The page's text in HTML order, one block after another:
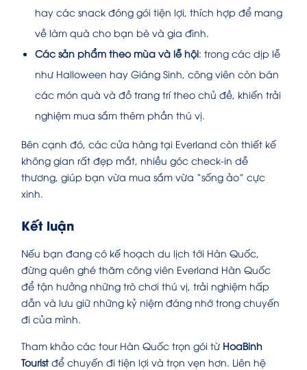
hay các snack đóng gói tiện lợi, thích hợp để mang
về làm quà cho bạn bè và gia đình.
Các sản phẩm theo mùa và lễ hội: trong các dịp lễ
như Halloween hay Giáng Sinh, công viên còn bán
các món quà và đồ trang trí theo chủ đề, khiến trải
nghiệm mua sắm thêm phần thú vị.
Bên cạnh đó, các cửa hàng tại Everland còn thiết kế
không gian rất đẹp mắt, nhiều góc check-in dễ
thương, giúp bạn vừa mua sắm vừa “sống ảo” cực
xinh.
Kết luận
Nếu bạn đang có kế hoạch du lịch tới Hàn Quốc,
đừng quên ghé thăm công viên Everland Hàn Quốc
để tận hưởng những trò chơi thú vị, trải nghiệm hấp
dẫn và lưu giữ những kỷ niệm đáng nhớ trong chuyến
đi của mình.
Tham khảo các tour Hàn Quốc trọn gói từ HoaBinh
Touristđể chuyến đi tiện lợi và trọn vẹn hơn. Liên hệ